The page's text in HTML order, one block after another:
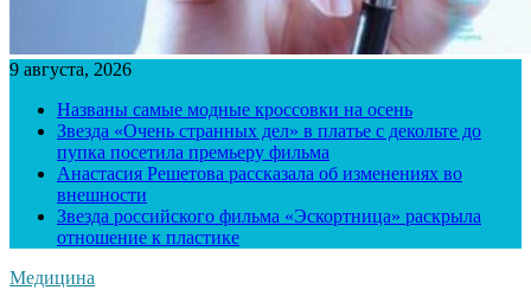
9 августа, 2026
Названы самые модные кроссовки на осень
Звезда «Очень странных дел» в платье с декольте до
пупка посетила премьеру фильма
Анастасия Решетова рассказала об изменениях во
внешности
Звезда российского фильма «Эскортница» раскрыла
отношение к пластике
Медицина